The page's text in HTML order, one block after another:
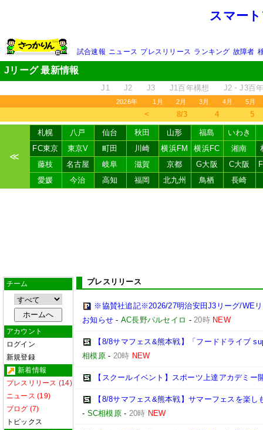
スマー
試合速報 ニュース プレスリリース ランキング 故障者
Jリーグ 最新情報
J1 J2 J3 J1百年構想 J2・J3百
2026年 1月 2月 3月 4月 5月
＜ 8/3 4 5
≪
札幌 八戸 仙台 秋田 山形 福島
いわき
FC東京
東京V 町田 川崎 横浜FM 横浜FC 湘南
藤枝
名古屋 岐阜 滋賀 京都 G大阪 C大阪
愛媛
今治 高知 福岡 北九州 鳥栖 長崎
チーム
アカウント
ログイン
新規登録
新着情報
プレスリリース (14)
ニュース (19)
ブログ (7)
トピックス
プレスリリース
※協賛社追記※2026/27明治安田J3リーグ/WE
お知らせ - AC長野パルセイロ -20時 NEW
【8/8サマフェス&熊本戦】「フードドライブ
相模原- 20時 NEW
【スクールイベント】スポーツ上達アカデミー
【8/8サマフェス&熊本戦】サマーフェスを楽
- SC相模原- 20時 NEW